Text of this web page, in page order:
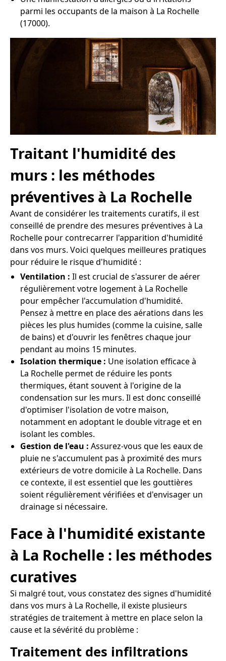
parmi les occupants de la maison à La Rochelle
(17000).
Traitant l'humidité des
murs : les méthodes
préventives à La Rochelle
Avant de considérer les traitements curatifs, il est
conseillé de prendre des mesures préventives à La
Rochelle pour contrecarrer l'apparition d'humidité
dans vos murs. Voici quelques meilleures pratiques
pour réduire le risque d'humidité :
Ventilation : Il est crucial de s'assurer de aérer
régulièrement votre logement à La Rochelle
pour empêcher l'accumulation d'humidité.
Pensez à mettre en place des aérations dans les
pièces les plus humides (comme la cuisine, salle
de bains) et d'ouvrir les fenêtres chaque jour
pendant au moins 15 minutes.
Isolation thermique : Une isolation efficace à
La Rochelle permet de réduire les ponts
thermiques, étant souvent à l'origine de la
condensation sur les murs. Il est donc conseillé
d'optimiser l'isolation de votre maison,
notamment en adoptant le double vitrage et en
isolant les combles.
Gestion de l'eau : Assurez-vous que les eaux de
pluie ne s'accumulent pas à proximité des murs
extérieurs de votre domicile à La Rochelle. Dans
ce contexte, il est essentiel que les gouttières
soient régulièrement vérifiées et d'envisager un
drainage si nécessaire.
Face à l'humidité existante
à La Rochelle : les méthodes
curatives
Si malgré tout, vous constatez des signes d'humidité
dans vos murs à La Rochelle, il existe plusieurs
stratégies de traitement à mettre en place selon la
cause et la sévérité du problème :
Traitement des infiltrations